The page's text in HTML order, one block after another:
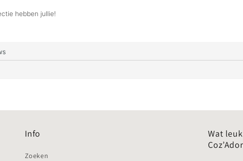
Info
Zoeken
Wat